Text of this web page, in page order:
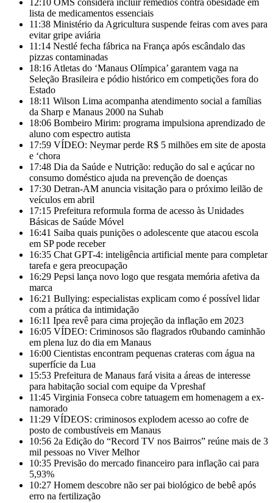
12:10 OMS considera incluir remédios contra obesidade em
lista de medicamentos essenciais
11:38 Ministério da Agricultura suspende feiras com aves para
evitar gripe aviária
11:14 Nestlé fecha fábrica na França após escândalo das
pizzas contaminadas
18:16 Atletas do ‘Manaus Olímpica’ garantem vaga na
Seleção Brasileira e pódio histórico em competições fora do
Estado
18:11 Wilson Lima acompanha atendimento social a famílias
da Sharp e Manaus 2000 na Suhab
18:06 Bombeiro Mirim: programa impulsiona aprendizado de
aluno com espectro autista
17:59 VÍDEO: Neymar perde R$ 5 milhões em site de aposta
e ‘chora
17:48 Dia da Saúde e Nutrição: redução do sal e açúcar no
consumo doméstico ajuda na prevenção de doenças
17:30 Detran-AM anuncia visitação para o próximo leilão de
veículos em abril
17:15 Prefeitura reformula forma de acesso às Unidades
Básicas de Saúde Móvel
16:41 Saiba quais punições o adolescente que atacou escola
em SP pode receber
16:35 Chat GPT-4: inteligência artificial mente para completar
tarefa e gera preocupação
16:29 Pepsi lança novo logo que resgata memória afetiva da
marca
16:21 Bullying: especialistas explicam como é possível lidar
com a prática da intimidação
16:11 Ipea revê para cima projeção da inflação em 2023
16:05 VÍDEO: Criminosos são flagrados r0ubando caminhão
em plena luz do dia em Manaus
16:00 Cientistas encontram pequenas crateras com água na
superfície da Lua
15:53 Prefeitura de Manaus fará visita a áreas de interesse
para habitação social com equipe da Vpreshaf
11:45 Virginia Fonseca cobre tatuagem em homenagem a ex-
namorado
11:29 VÍDEOS: criminosos explodem acesso ao cofre de
posto de combustíveis em Manaus
10:56 2a Edição do “Record TV nos Bairros” reúne mais de 3
mil pessoas no Viver Melhor
10:35 Previsão do mercado financeiro para inflação cai para
5,93%
10:27 Homem descobre não ser pai biológico de bebê após
erro na fertilização